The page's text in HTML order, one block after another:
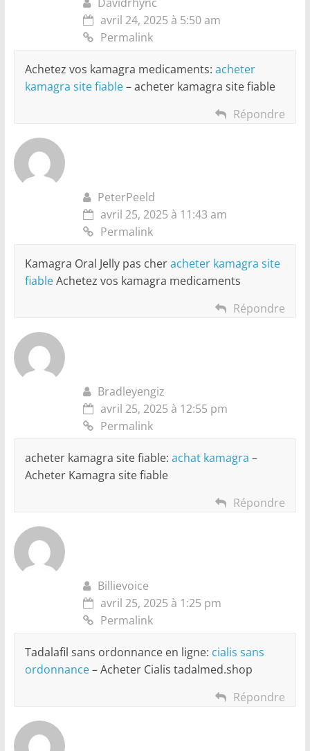
avril 24, 2025 à 5:50 am
Permalink
Achetez vos kamagra medicaments: acheter
kamagra site fiable– acheter kamagra site fiable
Répondre
PeterPeeld
avril 25, 2025 à 11:43 am
Permalink
Kamagra Oral Jelly pas cheracheter kamagra site
fiableAchetez vos kamagra medicaments
Répondre
Bradleyengiz
avril 25, 2025 à 12:55 pm
Permalink
acheter kamagra site fiable: achat kamagra –
Acheter Kamagra site fiable
Répondre
Billievoice
avril 25, 2025 à 1:25 pm
Permalink
Tadalafil sans ordonnance en ligne: cialis sans
ordonnance– Acheter Cialis tadalmed.shop
Répondre